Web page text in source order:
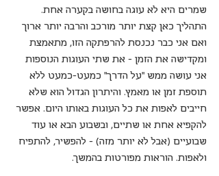
שמרים היא לא עוגה בחושה בקערה אחת.
התהליך כאן קצת יותר מורכב והרבה יותר ארוך
ואם אני כבר נכנסת להרפתקה הזו, מתאמצת
ומקדישה את הזמן - את שתי העוגות הנוספות
אני עושה ממש "על הדרך" כמעט-כמעט ללא
תוספת זמן או מאמץ. והיתרון הגדול הוא שלא
חייבים לאפות את כל העוגות באותו היום. אפשר
להקפיא אחת או שתיים, ובשבוע הבא או עוד
שבועיים (אבל לא יותר מזה) - להפשיר, להתפיח
ולאפות. הוראות מפורטות בהמשך.